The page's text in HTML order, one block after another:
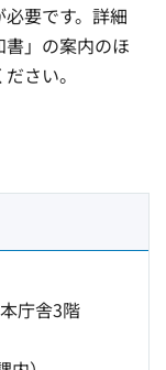
要です。詳細
」の案内のほ
さい。
庁舎3階